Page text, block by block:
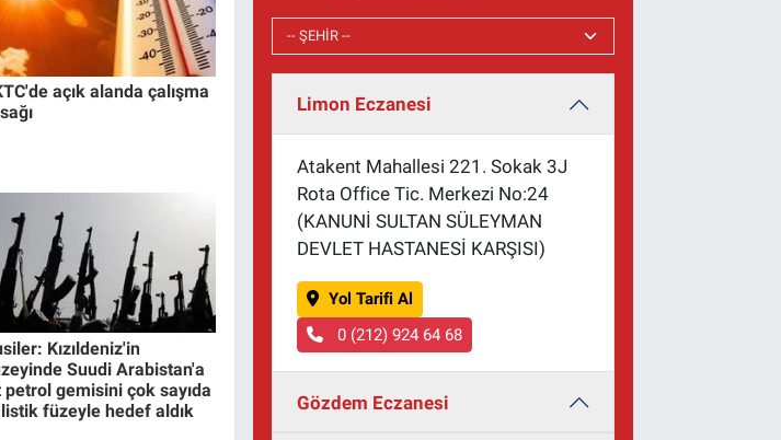
açık alanda çalışma
Kızıldeniz'in
Suudi Arabistan'a
petrol gemisini çok sayıda
füzeyle hedef aldık
Limon Eczanesi
Atakent Mahallesi 221. Sokak 3J
Rota Office Tic. Merkezi No:24
(KANUNİ SULTAN SÜLEYMAN
DEVLET HASTANESİ KARŞISI)
Yol Tarifi Al
0 (212) 924 64 68
Gözdem Eczanesi